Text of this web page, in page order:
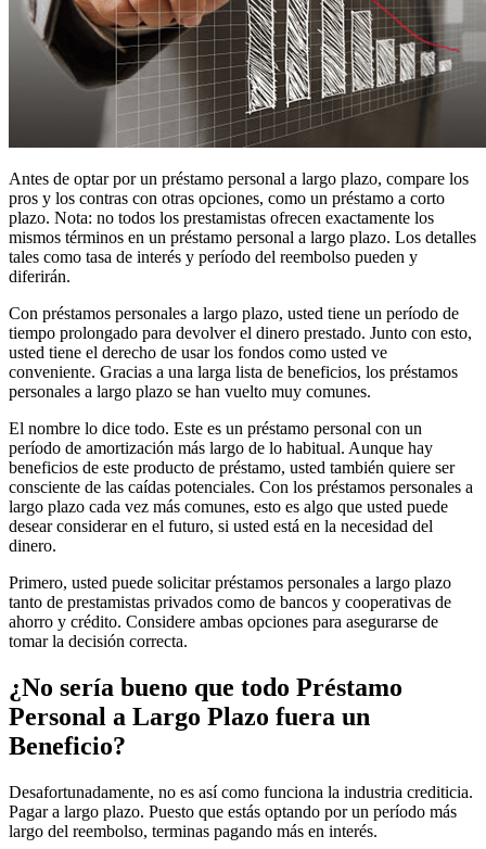
Antes de optar por un préstamo personal a largo plazo, compare los
pros y los contras con otras opciones, como un préstamo a corto
plazo. Nota: no todos los prestamistas ofrecen exactamente los
mismos términos en un préstamo personal a largo plazo. Los detalles
tales como tasa de interés y período del reembolso pueden y
diferirán.
Con préstamos personales a largo plazo, usted tiene un período de
tiempo prolongado para devolver el dinero prestado. Junto con esto,
usted tiene el derecho de usar los fondos como usted ve
conveniente. Gracias a una larga lista de beneficios, los préstamos
personales a largo plazo se han vuelto muy comunes.
El nombre lo dice todo. Este es un préstamo personal con un
período de amortización más largo de lo habitual. Aunque hay
beneficios de este producto de préstamo, usted también quiere ser
consciente de las caídas potenciales. Con los préstamos personales a
largo plazo cada vez más comunes, esto es algo que usted puede
desear considerar en el futuro, si usted está en la necesidad del
dinero.
Primero, usted puede solicitar préstamos personales a largo plazo
tanto de prestamistas privados como de bancos y cooperativas de
ahorro y crédito. Considere ambas opciones para asegurarse de
tomar la decisión correcta.
¿No sería bueno que todo Préstamo
Personal a Largo Plazo fuera un
Beneficio?
Desafortunadamente, no es así como funciona la industria crediticia.
Pagar a largo plazo. Puesto que estás optando por un período más
largo del reembolso, terminas pagando más en interés.